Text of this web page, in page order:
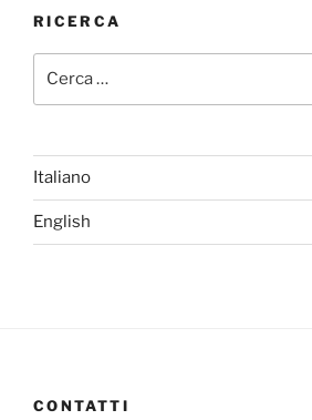
RICERCA
Italiano
English
CONTATTI